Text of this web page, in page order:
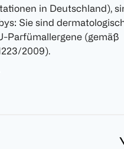
in Deutschland),
Sie sind
Parfümallergene (gemäß
2009).